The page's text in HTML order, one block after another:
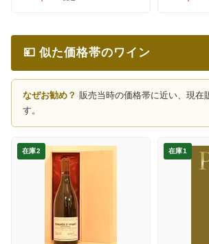
💴 似た価格帯のワイン
なぜお勧め？ 販売当時の価格帯に近い、現在
す。
在庫2 在庫1